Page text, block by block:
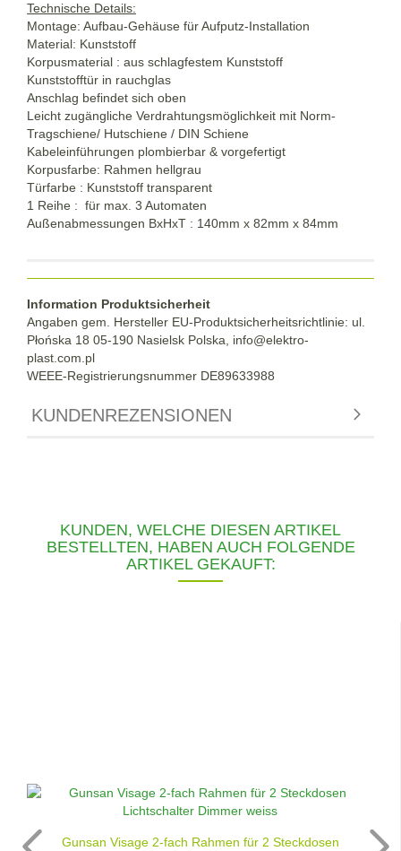
Technische Details:
Montage: Aufbau-Gehäuse für Aufputz-Installation
Material: Kunststoff
Korpusmaterial : aus schlagfestem Kunststoff
Kunststofftür in rauchglas
Anschlag befindet sich oben
Leicht zugängliche Verdrahtungsmöglichkeit mit Norm-
Tragschiene/ Hutschiene / DIN Schiene
Kabeleinführungen plombierbar & vorgefertigt
Korpusfarbe: Rahmen hellgrau
Türfarbe : Kunststoff transparent
1 Reihe : für max. 3 Automaten
Außenabmessungen BxHxT : 140mm x 82mm x 84mm
Information Produktsicherheit
Angaben gem. Hersteller EU-Produktsicherheitsrichtlinie: ul.
Płońska 18 05-190 Nasielsk Polska, info@elektro-
plast.com.pl
WEEE-Registrierungsnummer DE89633988
KUNDENREZENSIONEN
KUNDEN, WELCHE DIESEN ARTIKEL
BESTELLTEN, HABEN AUCH FOLGENDE
ARTIKEL GEKAUFT:
Gunsan Visage 2-fach Rahmen für 2 Steckdosen